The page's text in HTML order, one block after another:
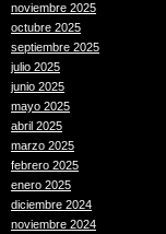
noviembre 2025
octubre 2025
septiembre 2025
julio 2025
junio 2025
mayo 2025
abril 2025
marzo 2025
febrero 2025
enero 2025
diciembre 2024
noviembre 2024